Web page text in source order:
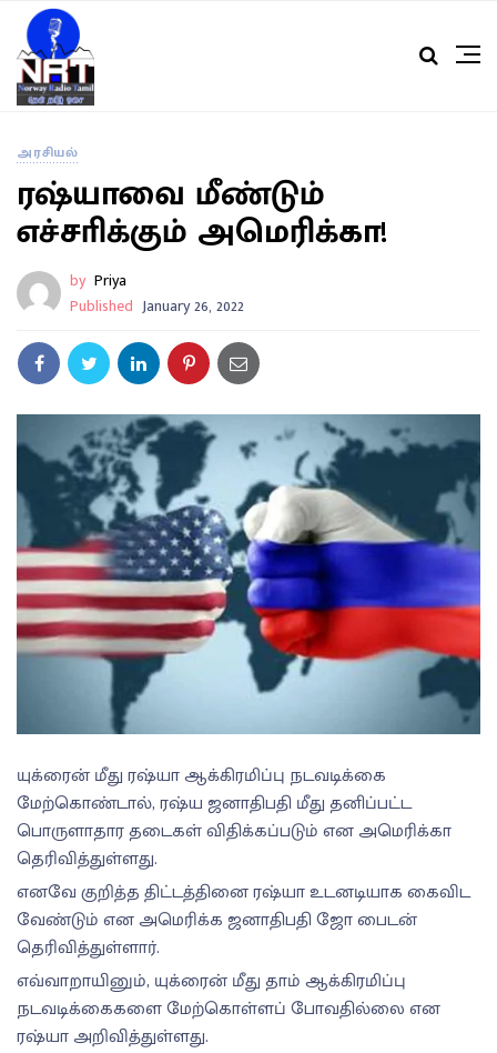
அரசியல்
ரஷ்யாவை மீண்டும்
எச்சாிக்கும் அமெரிக்கா!
by Priya
Published January 26, 2022
யுக்ரைன் மீது ரஷ்யா ஆக்கிரமிப்பு நடவடிக்கை
மேற்கொண்டால், ரஷ்ய ஜனாதிபதி மீது தனிப்பட்ட
பொருளாதார தடைகள் விதிக்கப்படும் என அமெரிக்கா
தெரிவித்துள்ளது.
எனவே குறித்த திட்டத்தினை ரஷ்யா உடனடியாக கைவிட
வேண்டும் என அமெரிக்க ஜனாதிபதி ஜோ பைடன்
தெரிவித்துள்ளார்.
எவ்வாறாயினும், யுக்ரைன் மீது தாம் ஆக்கிரமிப்பு
நடவடிக்கைகளை மேற்கொள்ளப் போவதில்லை என
ரஷ்யா அறிவித்துள்ளது.